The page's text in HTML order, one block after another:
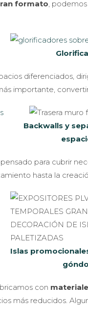
formato,
diferenciados,
importante,
Backwalls y
para cubrir
hasta la
Islas
con
más reducidos.